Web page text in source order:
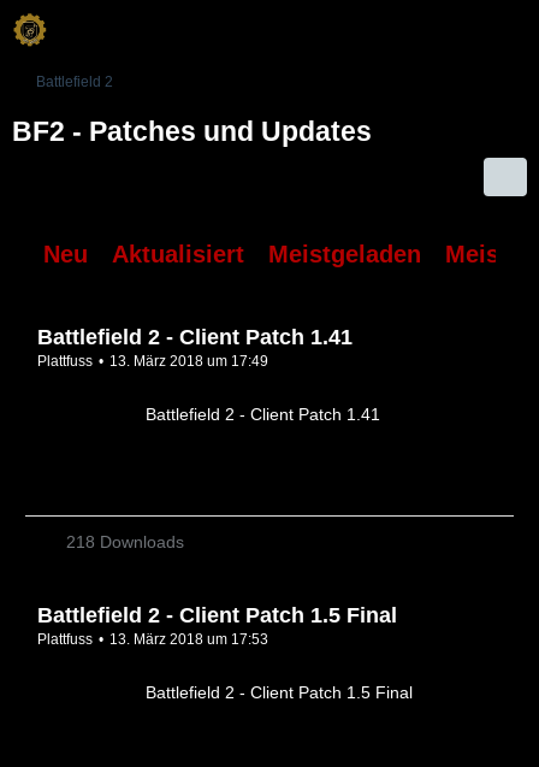
Battlefield 2
BF2 - Patches und Updates
Neu Aktualisiert Meistgeladen Meiste
Battlefield 2 - Client Patch 1.41
Plattfuss 13. März 2018 um 17:49
Battlefield 2 - Client Patch 1.41
218 Downloads
Battlefield 2 - Client Patch 1.5 Final
Plattfuss 13. März 2018 um 17:53
Battlefield 2 - Client Patch 1.5 Final